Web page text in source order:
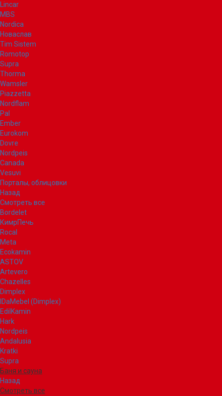
Lincar
MBS
Nordica
Новаслав
Tim Sistem
Romotop
Supra
Thorma
Wamsler
Piazzetta
Nordflam
Pal
Ember
Eurokom
Dovre
Nordpeis
Canada
Vesuvi
Порталы, облицовки
Назад
Смотреть все
Bordelet
КимрПечь
Rocal
Meta
Ecokamin
ASTOV
Artevero
Chazelles
Dimplex
IDaMebel (Dimplex)
EdilKamin
Hark
Nordpeis
Andalusia
Kratki
Supra
Баня и сауна
Назад
Смотреть все